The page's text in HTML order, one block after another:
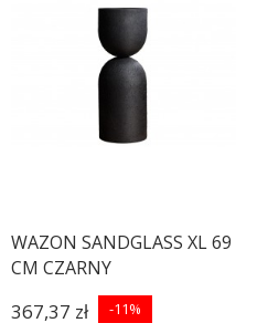
WAZON SANDGLASS XL 69
CM CZARNY
367,37 zł -11%